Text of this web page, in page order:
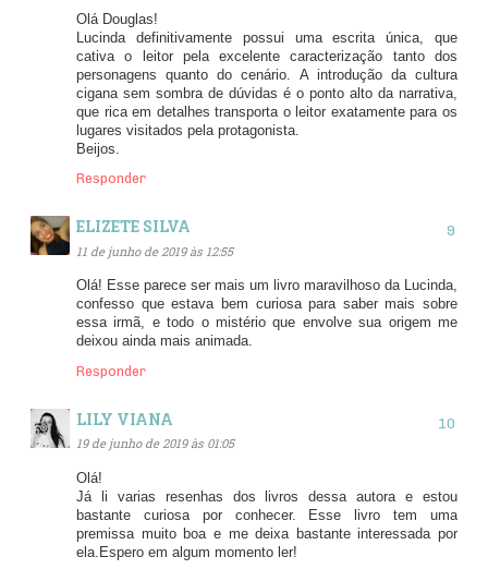
Olá Douglas!
Lucinda definitivamente possui uma escrita única, que
cativa o leitor pela excelente caracterização tanto dos
personagens quanto do cenário. A introdução da cultura
cigana sem sombra de dúvidas é o ponto alto da narrativa,
que rica em detalhes transporta o leitor exatamente para os
lugares visitados pela protagonista.
Beijos.
Responder
ELIZETE SILVA
11 de junho de 2019 às 12:55
Olá! Esse parece ser mais um livro maravilhoso da Lucinda,
confesso que estava bem curiosa para saber mais sobre
essa irmã, e todo o mistério que envolve sua origem me
deixou ainda mais animada.
Responder
LILY VIANA
19 de junho de 2019 às 01:05
Olá!
Já li varias resenhas dos livros dessa autora e estou
bastante curiosa por conhecer. Esse livro tem uma
premissa muito boa e me deixa bastante interessada por
ela.Espero em algum momento ler!